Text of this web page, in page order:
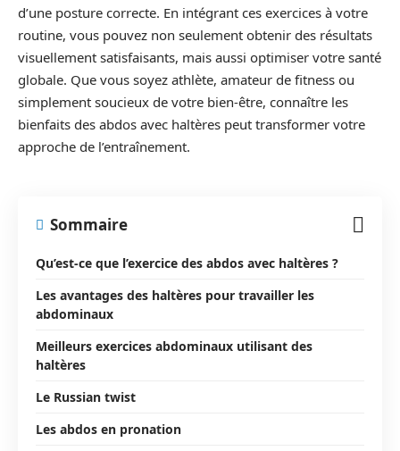
d’une posture correcte. En intégrant ces exercices à votre
routine, vous pouvez non seulement obtenir des résultats
visuellement satisfaisants, mais aussi optimiser votre santé
globale. Que vous soyez athlète, amateur de fitness ou
simplement soucieux de votre bien-être, connaître les
bienfaits des abdos avec haltères peut transformer votre
approche de l’entraînement.
Sommaire
Qu’est-ce que l’exercice des abdos avec haltères ?
Les avantages des haltères pour travailler les
abdominaux
Meilleurs exercices abdominaux utilisant des
haltères
Le Russian twist
Les abdos en pronation